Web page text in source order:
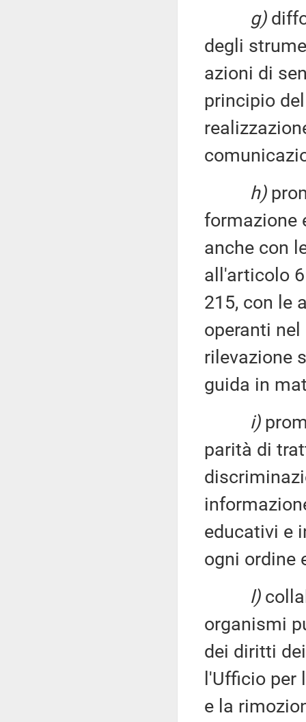
g)
degli
azioni di
principio
h)
formazione
anche con
all'articolo
215, con le
operanti
rilevazione
guida in
i)
parità di
educativi e
ogni ordine
l)
organismi
dei diritti
l'Ufficio
e la